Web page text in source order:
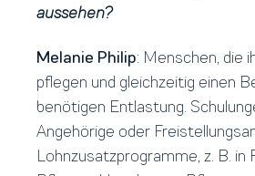
aussehen?
Melanie Philip: Menschen, die
pflegen und gleichzeitig einen
benötigen Entlastung.
Angehörige oder
Lohnzusatzprogramme, z. B. in